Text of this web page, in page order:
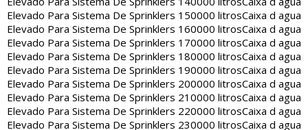
Elevado Para Sistema De Sprinklers 150000 litrosCaixa d agua
Elevado Para Sistema De Sprinklers 160000 litrosCaixa d agua
Elevado Para Sistema De Sprinklers 170000 litrosCaixa d agua
Elevado Para Sistema De Sprinklers 180000 litrosCaixa d agua
Elevado Para Sistema De Sprinklers 190000 litrosCaixa d agua
Elevado Para Sistema De Sprinklers 200000 litrosCaixa d agua
Elevado Para Sistema De Sprinklers 210000 litrosCaixa d agua
Elevado Para Sistema De Sprinklers 220000 litrosCaixa d agua
Elevado Para Sistema De Sprinklers 230000 litrosCaixa d agua